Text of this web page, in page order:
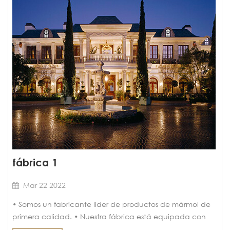
fábrica 1
Mar 22 2022
• Somos un fabricante líder de productos de mármol de
primera calidad. • Nuestra fábrica está equipada con